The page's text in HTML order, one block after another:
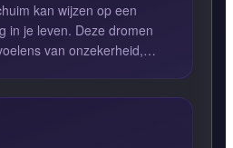
kan wijzen op een
in je leven. Deze dromen
van onzekerheid,